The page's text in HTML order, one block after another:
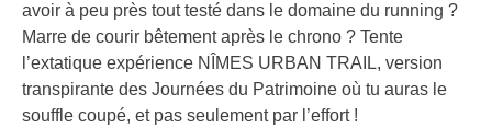
avoir à peu près tout testé dans le domaine du running ?
Marre de courir bêtement après le chrono ? Tente
l’extatique expérience NÎMES URBAN TRAIL, version
transpirante des Journées du Patrimoine où tu auras le
souffle coupé, et pas seulement par l’effort !